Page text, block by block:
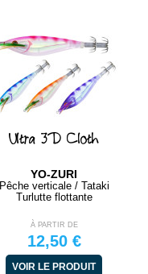
Ultra 3D Cloth
YO-ZURI
Pêche verticale / Tataki
Turlutte flottante
À PARTIR DE
12,50 €
VOIR LE PRODUIT